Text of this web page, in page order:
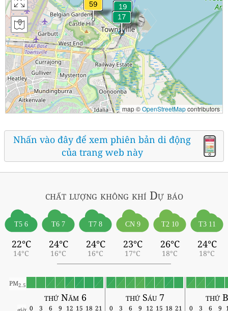
map ©OpenStreetMapcontributors
Nhấn vào đây để xem phiên bản di động
của trang web này
chất lượng không khí Dự báo
T5 6
22°C
14°C
T6 7
24°C
16°C
T7 8
24°C
16°C
CN 9
23°C
17°C
T2 10
26°C
18°C
T3 11
24°C
18°C
PM2.5
thứ Năm 6 thứ Sáu 7 thứ
0 3 6 9 12 15 18 21 0 3 6 9 12 15 18 21 0 3 6 9